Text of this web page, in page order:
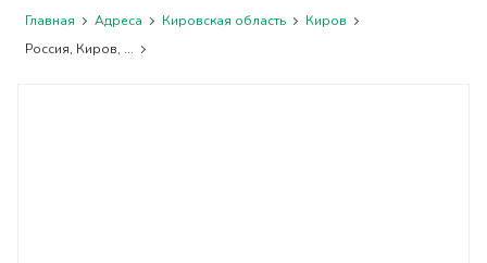
Главная Адреса Кировская область
Киров
Россия, Киров, ...